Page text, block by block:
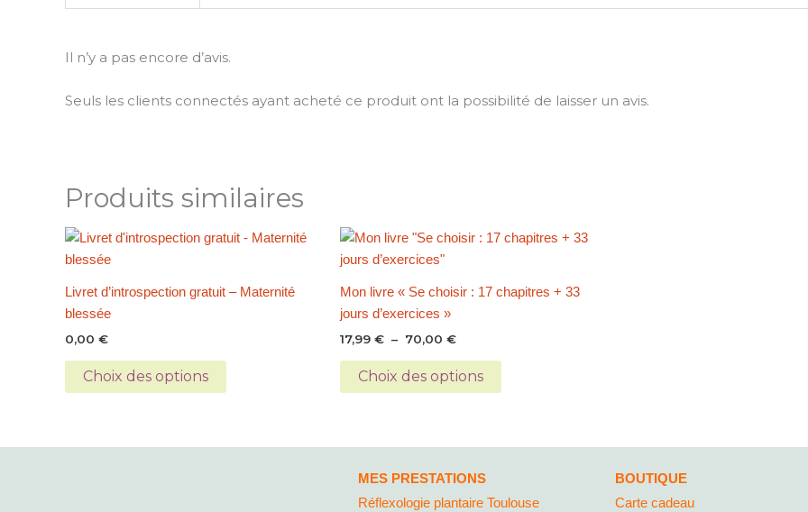
Il n’y a pas encore d’avis.
Seuls les clients connectés ayant acheté ce produit ont la possibilité de laisser un avis.
Produits similaires
Livret d’introspection gratuit – Maternité
blessée
0,00 €
Choix des options
Ce
plusieurs
options
peuvent
Mon livre « Se choisir : 17 chapitres + 33
jours d’exercices »
17,99 € – 70,00 €
Plage
à
Choix des options
Ce
plusieurs
options
peuvent
page
MES PRESTATIONS
Réflexologie plantaire Toulouse
BOUTIQUE
Carte cadeau